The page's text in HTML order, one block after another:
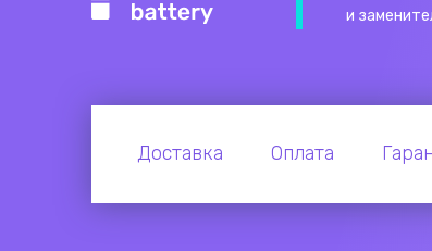
и
Доставка Оплата